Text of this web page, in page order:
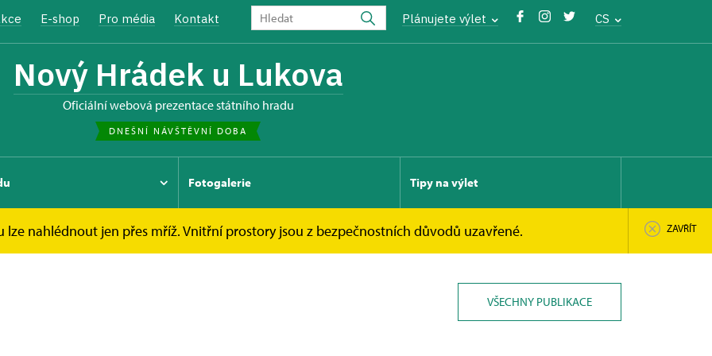
E-shop Pro média Kontakt Plánujete výlet CS
Nový Hrádek u Lukova
oficiální webová prezentace státního hradu
DNEŠNÍ NÁVŠTĚVNÍ DOBA
Fotogalerie Tipy na výlet
nahlédnout jen přes mříž. Vnitřní prostory jsou z bezpečnostních důvodů uzavřené. ZAVŘÍT
VŠECHNY PUBLIKACE